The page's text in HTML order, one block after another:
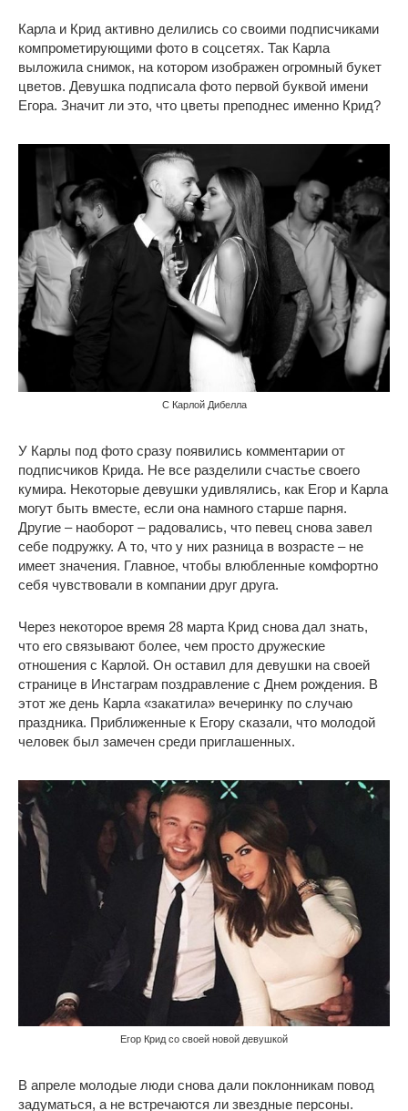
Карла и Крид активно делились со своими подписчиками
компрометирующими фото в соцсетях. Так Карла
выложила снимок, на котором изображен огромный букет
цветов. Девушка подписала фото первой буквой имени
Егора. Значит ли это, что цветы преподнес именно Крид?
С Карлой Дибелла
У Карлы под фото сразу появились комментарии от
подписчиков Крида. Не все разделили счастье своего
кумира. Некоторые девушки удивлялись, как Егор и Карла
могут быть вместе, если она намного старше парня.
Другие – наоборот – радовались, что певец снова завел
себе подружку. А то, что у них разница в возрасте – не
имеет значения. Главное, чтобы влюбленные комфортно
себя чувствовали в компании друг друга.
Через некоторое время 28 марта Крид снова дал знать,
что его связывают более, чем просто дружеские
отношения с Карлой. Он оставил для девушки на своей
странице в Инстаграм поздравление с Днем рождения. В
этот же день Карла «закатила» вечеринку по случаю
праздника. Приближенные к Егору сказали, что молодой
человек был замечен среди приглашенных.
Егор Крид со своей новой девушкой
В апреле молодые люди снова дали поклонникам повод
задуматься, а не встречаются ли звездные персоны.